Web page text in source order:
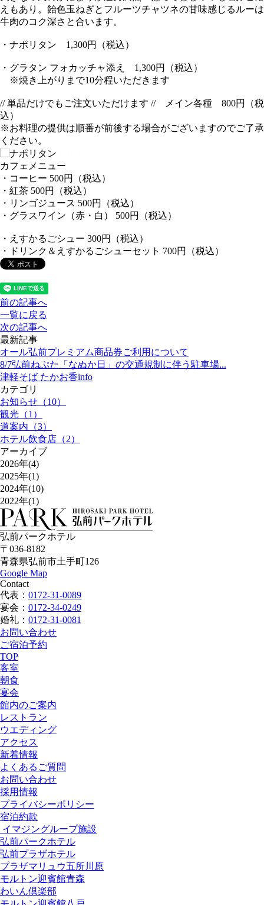
えもあり。飴色玉ねぎとフルーツチャツネの甘味感じるルーは
牛肉のコク深さと合います。
・ナポリタン 1,300円（税込）
・グラタン フォカッチャ添え 1,300円（税込）
※焼き上がりまで10分程いただきます
// 単品だけでもご注文いただけます // メイン各種 800円（税
込）
※お料理の提供は順番が前後する場合がございますのでご了承
ください。
カフェメニュー
・コーヒー 500円（税込）
・紅茶 500円（税込）
・リンゴジュース 500円（税込）
・グラスワイン（赤・白） 500円（税込）
・えすかるごシュー 300円（税込）
・ドリンク＆えすかるごシューセット 700円（税込）
前の記事へ
一覧に戻る
次の記事へ
最新記事
オール弘前プレミアム商品券ご利用について
8/7弘前ねぷた「なぬか日」の交通規制に伴う駐車場...
津軽そば たかお香info
カテゴリ
お知らせ（10）
観光（1）
道案内（3）
ホテル飲食店（2）
アーカイブ
2026年(4)
2025年(1)
2024年(10)
2022年(1)
弘前パークホテル
〒036-8182
青森県弘前市土手町126
Google Map
Contact
代表： 0172-31-0089
宴会： 0172-34-0249
婚礼： 0172-31-0081
お問い合わせ
ご宿泊予約
TOP
客室
朝食
宴会
館内のご案内
レストラン
ウエディング
アクセス
新着情報
よくあるご質問
お問い合わせ
採用情報
プライバシーポリシー
宿泊約款
イマジングループ施設
弘前パークホテル
弘前プラザホテル
プラザマリュウ五所川原
モルトン迎賓館青森
わいん倶楽部